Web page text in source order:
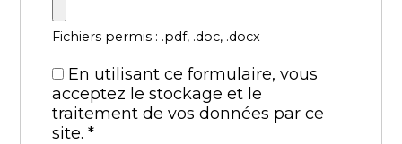
Fichiers permis : .pdf, .doc, .docx
En utilisant ce formulaire, vous
acceptez le stockage et le
traitement de vos données par ce
site.*